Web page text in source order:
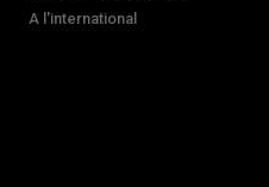
A l'international